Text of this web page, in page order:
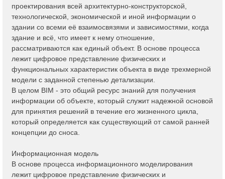
е
проектирования всей архитектурно-конструкторской,
технологической, экономической и иной информации о
здании со всеми её взаимосвязями и зависимостями, когда
здание и всё, что имеет к нему отношение,
рассматриваются как единый объект. В основе процесса
лежит цифровое представление физических и
функциональных характеристик объекта в виде трехмерной
модели с заданной степенью детализации.
В целом BIM - это общий ресурс знаний для получения
информации об объекте, который служит надежной основой
для принятия решений в течение его жизненного цикла,
который определяется как существующий от самой ранней
концепции до сноса.
Информационная модель
В основе процесса информационного моделирования
лежит цифровое представление физических и